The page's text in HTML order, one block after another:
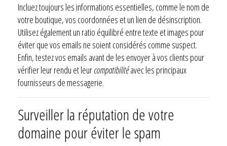
Incluez toujours les informations essentielles, comme le nom de
votre boutique, vos coordonnées et un lien de désinscription.
Utilisez également un ratio équilibré entre texte et images pour
éviter que vos emails ne soient considérés comme suspect.
Enfin, testez vos emails avant de les envoyer à vos clients pour
vérifier leur rendu et leurcompatibilitéavec les principaux
fournisseurs de messagerie.
Surveiller la réputation de votre
domaine pour éviter le spam